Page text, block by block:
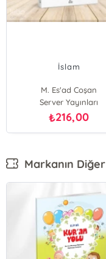
İslam
M. Es'ad Coşan
Server Yayınları
₺216,00
Markanın